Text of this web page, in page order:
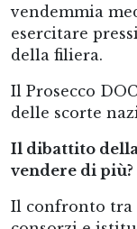
vendemmia
esercitare
della filiera.
Il Prosecco
delle scorte
Il dibattito
vendere di più?
Il confronto tra